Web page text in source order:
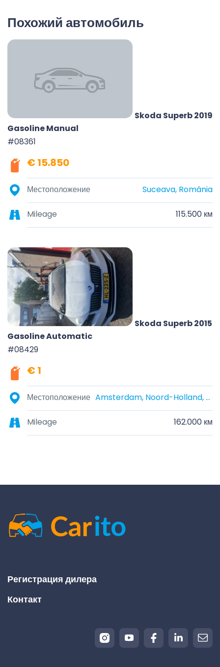
Похожий автомобиль
Skoda Superb 2019
Gasoline Manual
#08361
€ 15.850
Местоположение Suceava, România
Mileage 115.500 км
Skoda Superb 2015
Gasoline Automatic
#08429
€ 1
Местоположение Amsterdam, Noord-Holland, Nederland
Mileage 162.000 км
Регистрация дилера
Контакт